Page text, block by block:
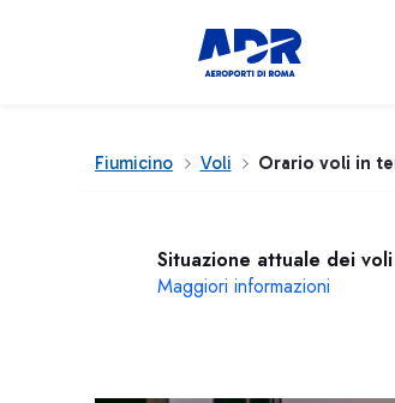
Fiumicino Voli Orario voli in
Situazione attuale dei
Maggiori informazioni